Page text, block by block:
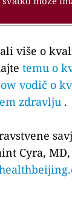
više o
temu o
vodič o
zdravlju .
Cyra,